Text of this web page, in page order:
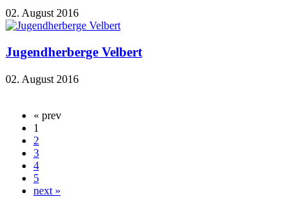
02. August 2016
Jugendherberge Velbert
02. August 2016
« prev
1
2
3
4
5
next »